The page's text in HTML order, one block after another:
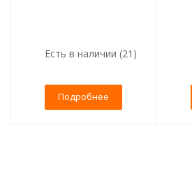
Есть в наличии (21)
Подробнее